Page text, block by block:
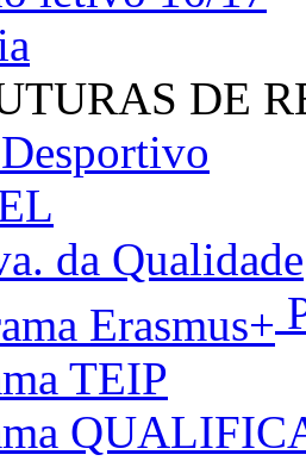
DE
da Qualidade
TEIP